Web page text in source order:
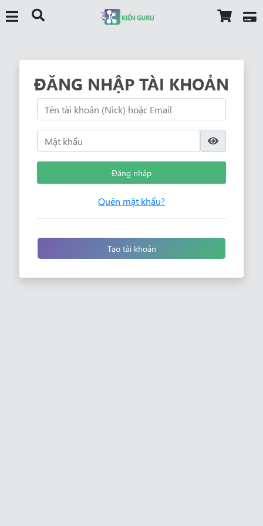
ĐĂNG NHẬP TÀI KHOẢN
Đăng nhập
Quên mật khẩu?
Tạo tài khoản